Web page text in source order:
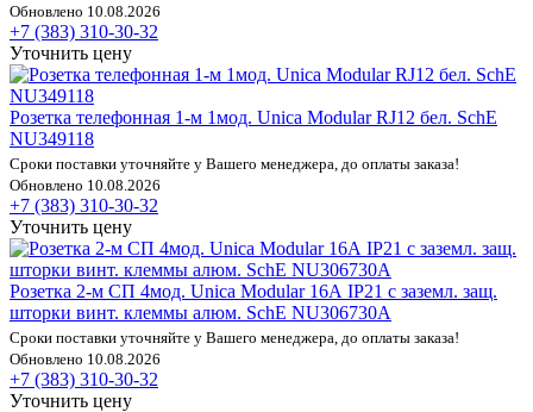
Обновлено 10.08.2026
+7 (383) 310-30-32
Уточнить цену
Розетка телефонная 1-м 1мод. Unica Modular RJ12 бел. SchE
NU349118
Сроки поставки уточняйте у Вашего менеджера, до оплаты заказа!
Обновлено 10.08.2026
+7 (383) 310-30-32
Уточнить цену
Розетка 2-м СП 4мод. Unica Modular 16А IP21 с заземл. защ.
шторки винт. клеммы алюм. SchE NU306730A
Сроки поставки уточняйте у Вашего менеджера, до оплаты заказа!
Обновлено 10.08.2026
+7 (383) 310-30-32
Уточнить цену